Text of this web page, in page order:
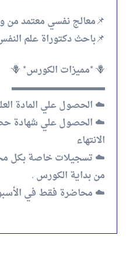
📌معالج نفسي معتمد من
📌باحث دكتوراة علم
🪻 *مميزات الكورس* 🪻
▬▬▬▬▬▬▬▬▬▬
☁️ الحصول علي المادة
☁️ الحصول علي شهادة
الانتهاء
من بداية الكورس .
☁️ محاضرة فقط في